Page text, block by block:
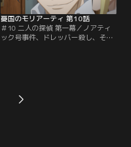
憂国のモリアーティ 第10話
＃10 二人の探偵 第一幕／ノアティ
ック号事件、ドレッバー殺し、その
してしまう。そんな帰路の列車の中
で、偶然にもウィリアムと再会す